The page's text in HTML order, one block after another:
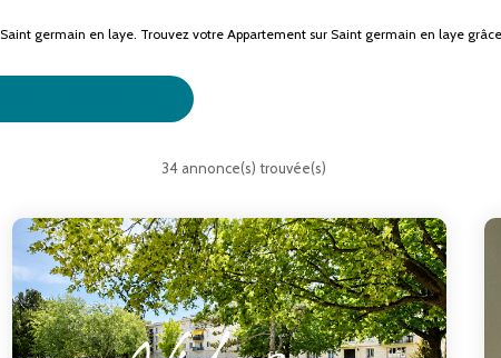
germain en laye. Trouvez votre Appartement sur Saint germain en laye grâce
34 annonce(s) trouvée(s)